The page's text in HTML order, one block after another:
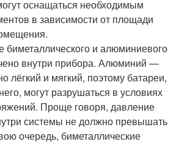
оснащаться необходимым
в зависимости от площади
биметаллического и алюминиевого
внутри прибора. Алюминий —
лёгкий и мягкий, поэтому батареи,
могут разрушаться в условиях
Проще говоря, давление
системы не должно превышать
очередь, биметаллические